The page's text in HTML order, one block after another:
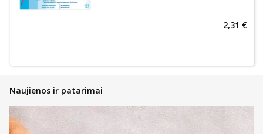
2,31 €
Naujienos ir patarimai